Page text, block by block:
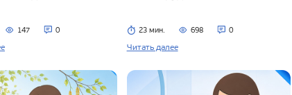
147 0 23 мин. 698 0
Читать далее